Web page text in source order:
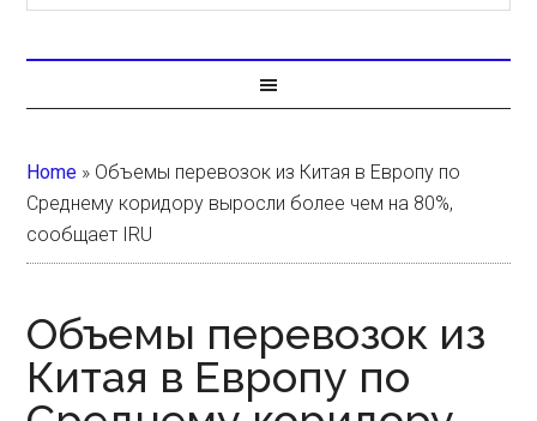
Home » Объемы перевозок из Китая в Европу по
Среднему коридору выросли более чем на 80%,
сообщает IRU
Объемы перевозок из
Китая в Европу по